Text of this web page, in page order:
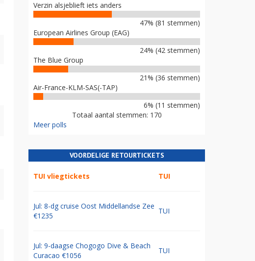
Verzin alsjeblieft iets anders
47% (81 stemmen)
European Airlines Group (EAG)
24% (42 stemmen)
The Blue Group
21% (36 stemmen)
Air-France-KLM-SAS(-TAP)
6% (11 stemmen)
Totaal aantal stemmen: 170
Meer polls
VOORDELIGE RETOURTICKETS
TUI vliegtickets TUI
Jul: 8-dg cruise Oost Middellandse Zee
€1235
TUI
Jul: 9-daagse Chogogo Dive & Beach
Curacao €1056
TUI